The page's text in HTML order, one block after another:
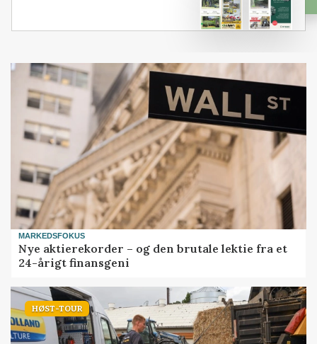
MARKEDSFOKUS
Nye aktierekorder – og den brutale lektie fra et
24-årigt finansgeni
HØST-TOUR